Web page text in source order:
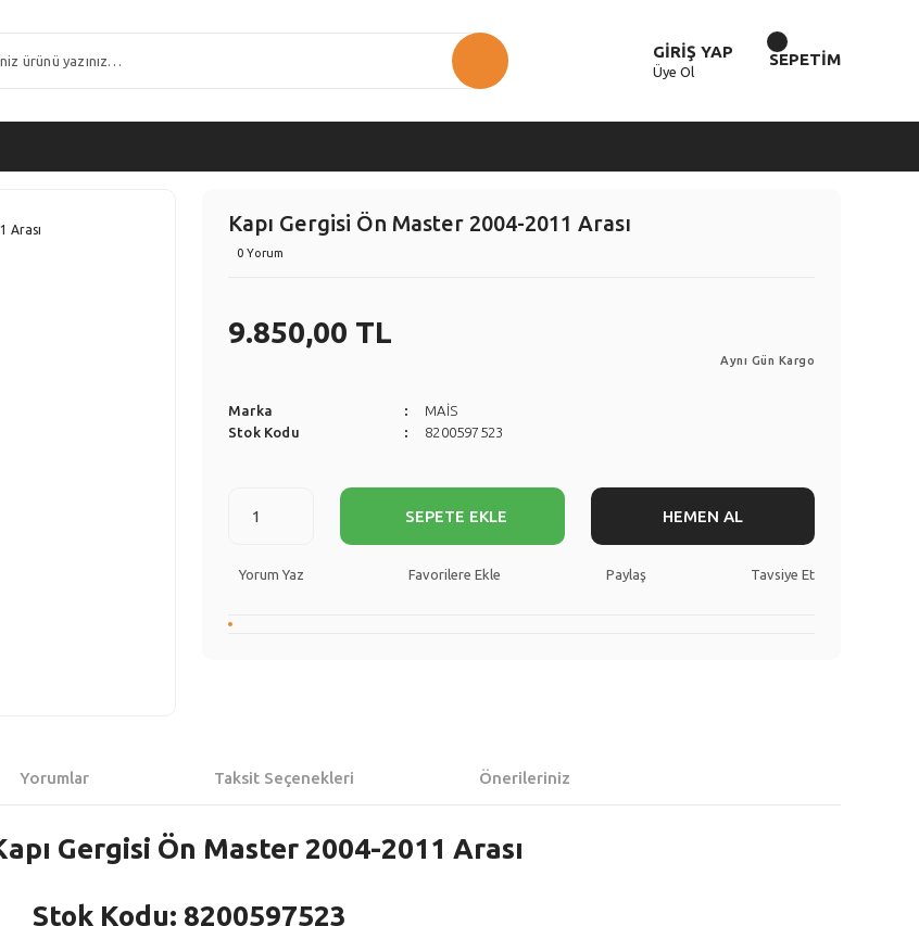
GİRİŞ YAP
Üye Ol
SEPETİM
Kapı Gergisi Ön Master 2004-2011 Arası
0 Yorum
9.850,00 TL
Aynı Gün Kargo
Marka
MAİS
Stok Kodu
8200597523
SEPETE EKLE HEMEN AL
Yorum Yaz Paylaş Tavsiye Et
Yorumlar Taksit Seçenekleri Önerileriniz
Gergisi Ön Master 2004-2011 Arası
Stok Kodu: 8200597523